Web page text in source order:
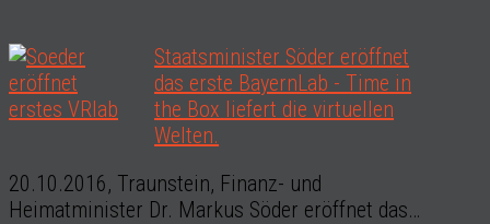
Staatsminister Söder eröffnet
das erste BayernLab - Time in
the Box liefert die virtuellen
Welten.
20.10.2016, Traunstein, Finanz- und
Heimatminister Dr. Markus Söder eröffnet das…